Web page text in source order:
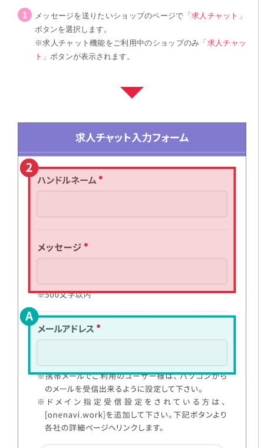
メッセージを送りたいショップのページで 「求人チャット」
ボタンを選択します。
※求人チャット機能をご利用中のショップのみ 「求人チャッ
ト」 ボタンが表示されます。